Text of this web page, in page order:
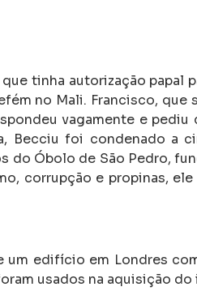
tinha autorização papal
no Mali. Francisco, que
vagamente e pediu
Becciu foi condenado a
do Óbolo de São Pedro,
corrupção e propinas,
um edifício em Londres
usados na aquisição do